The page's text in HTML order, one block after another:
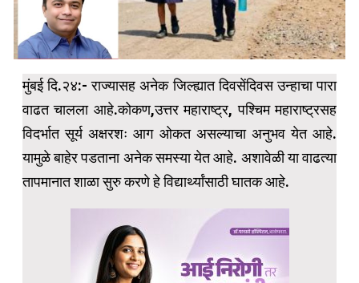
मुंबई दि.२४:- राज्यासह अनेक जिल्ह्यात दिवसेंदिवस उन्हाचा पारा
वाढत चालला आहे.कोकण,उत्तर महाराष्ट्र, पश्चिम महाराष्ट्रसह
विदर्भात सूर्य अक्षरशः आग ओकत असल्याचा अनुभव येत आहे.
यामुळे बाहेर पडताना अनेक समस्या येत आहे. अशावेळी या वाढत्या
तापमानात शाळा सुरु करणे हे विद्यार्थ्यांसाठी घातक आहे.